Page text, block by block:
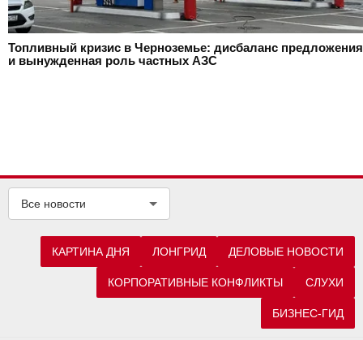
Топливный кризис в Черноземье: дисбаланс предложения
и вынужденная роль частных АЗС
Все новости
КАРТИНА ДНЯ ЛОНГРИД ДЕЛОВЫЕ НОВОСТИ
КОРПОРАТИВНЫЕ КОНФЛИКТЫ СЛУХИ
БИЗНЕС-ГИД